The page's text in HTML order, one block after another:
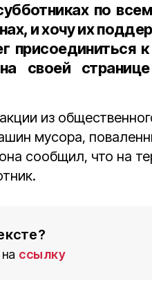
по
и хочу их
присоединиться
своей странице
из
мусора,
сообщил, что на
ссылку